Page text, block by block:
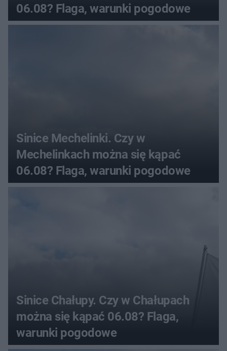
06.08? Flaga, warunki pogodowe
Sinice Mechelinki. Czy w
Mechelinkach można się kąpać
06.08? Flaga, warunki pogodowe
Sinice Chałupy. Czy w Chałupach
można się kąpać 06.08? Flaga,
warunki pogodowe